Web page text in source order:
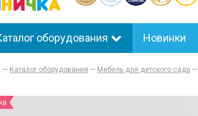
оборудования Новинки
— Каталог оборудования — Мебель для детского сада —